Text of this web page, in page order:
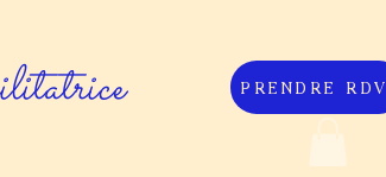
PRENDRE RDV